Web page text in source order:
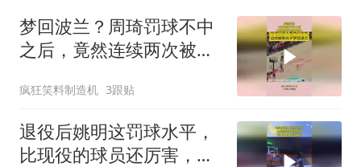
梦回波兰？周琦罚球不中
之后，竟然连续两次被抢
疯狂笑料制造机 3跟贴
退役后姚明这罚球水平，
比现役的球员还厉害，还